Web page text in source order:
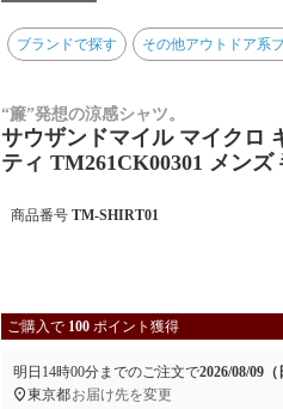
ブランドで探す その他アウトドア系
“簾”発想の涼感シャツ。
サウザンドマイル マイクロ
ティ TM261CK00301 メン
商品番号 TM-SHIRT01
ご購入で 100 ポイント獲得
明日 14時00分までのご注文で2026/08/09（
東京都お届け先を変更